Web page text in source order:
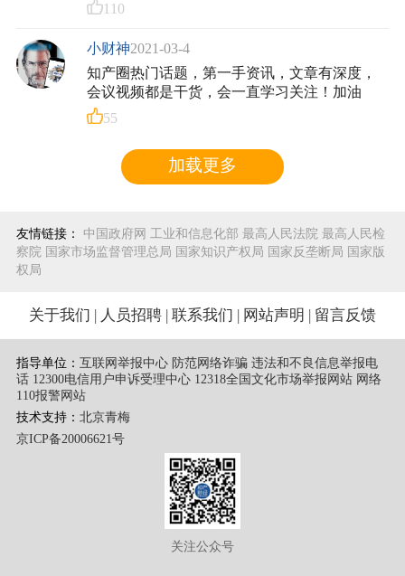
110
小财神2021-03-4
知产圈热门话题，第一手资讯，文章有深度，
会议视频都是干货，会一直学习关注！加油
55
加载更多
友情链接： 中国政府网 工业和信息化部 最高人民法院 最高人民检
察院 国家市场监督管理总局 国家知识产权局 国家反垄断局 国家版
权局
关于我们 人员招聘 联系我们 网站声明 留言反馈
指导单位： 互联网举报中心 防范网络诈骗 违法和不良信息举报电
话 12300电信用户申诉受理中心 12318全国文化市场举报网站 网络
110报警网站
技术支持： 北京青梅
京ICP备20006621号
关注公众号